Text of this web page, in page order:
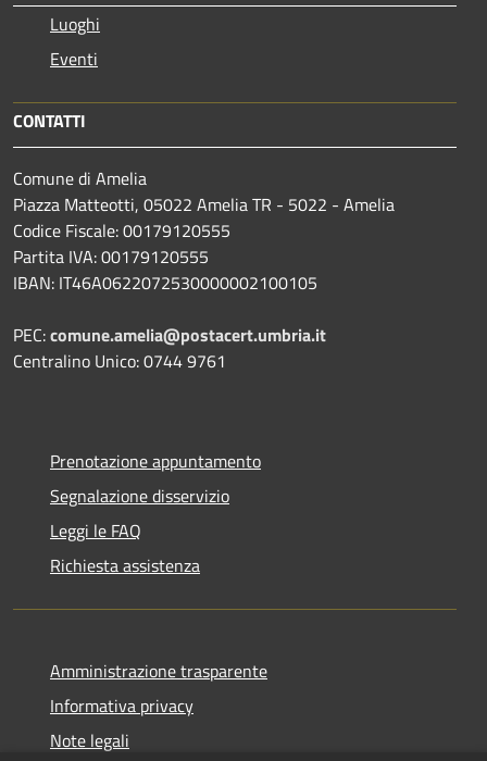
Luoghi
Eventi
CONTATTI
Comune di Amelia
Piazza Matteotti, 05022 Amelia TR - 5022 - Amelia
Codice Fiscale: 00179120555
Partita IVA: 00179120555
IBAN: IT46A0622072530000002100105
PEC:comune.amelia@postacert.umbria.it
Centralino Unico: 0744 9761
Prenotazione appuntamento
Segnalazione disservizio
Leggi le FAQ
Richiesta assistenza
Amministrazione trasparente
Informativa privacy
Note legali